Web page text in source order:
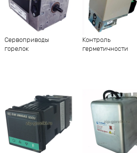
Сервоприводы
горелок
Контроль
герметичности